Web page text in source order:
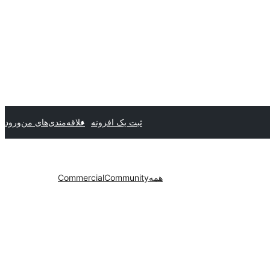
ثبت یک افزونه علاقه‌مندی‌های منورود
همهCommunity
Commercial